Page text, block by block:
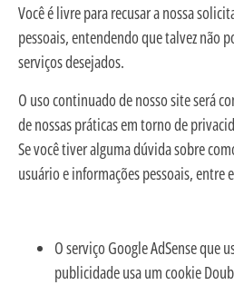
Você é livre para recusar a nossa
pessoais, entendendo que talvez não
serviços desejados.
O uso continuado de nosso site será
de nossas práticas em torno de
Se você tiver alguma dúvida sobre
usuário e informações pessoais, entre
O serviço Google AdSense que
publicidade usa um cookie